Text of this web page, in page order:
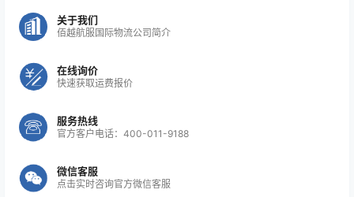
关于我们
佰越航服国际物流公司简介
在线询价
快速获取运费报价
服务热线
官方客户电话：400-011-9188
微信客服
点击实时咨询官方微信客服